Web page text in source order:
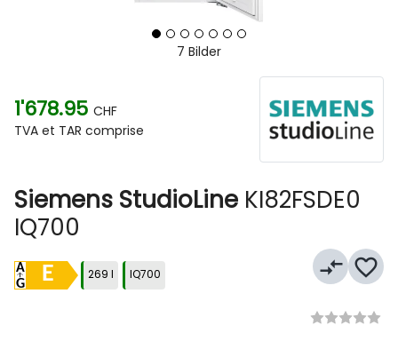
7 Bilder
1'678.95 CHF
TVA et TAR comprise
Siemens StudioLine KI82FSDE0
IQ700
E 269 l IQ700 compare_arrows favorite_border